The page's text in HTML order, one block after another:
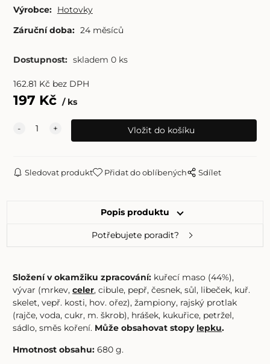
Výrobce: Hotovky
Záruční doba: 24 měsíců
Dostupnost: skladem 0 ks
162.81 Kč bez DPH
197 Kč ks
Sledovat produkt Přidat do oblíbených Sdílet
Popis produktu
Potřebujete poradit?
Složení v okamžiku zpracování: kuřecí maso (44%),
vývar (mrkev,celer, cibule, pepř, česnek, sůl, libeček, kuř.
skelet, vepř. kosti, hov. ořez), žampiony, rajský protlak
(rajče, voda, cukr, m. škrob), hrášek, kukuřice, petržel,
sádlo, směs koření. Může obsahovat stopy lepku.
Hmotnost obsahu: 680 g.